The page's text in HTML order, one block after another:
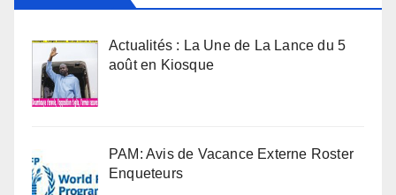
Actualités : La Une de La Lance du 5
août en Kiosque
PAM: Avis de Vacance Externe Roster
Enqueteurs